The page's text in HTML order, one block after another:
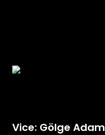
Vice: Gölge Adam